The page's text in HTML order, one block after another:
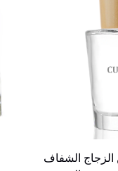
الشفاف